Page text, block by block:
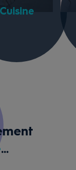
Cuisine
...